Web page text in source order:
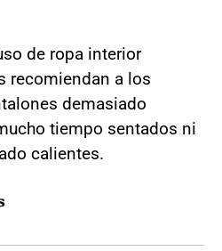
de ropa interior
recomiendan a los
demasiado
tiempo sentados ni
calientes.